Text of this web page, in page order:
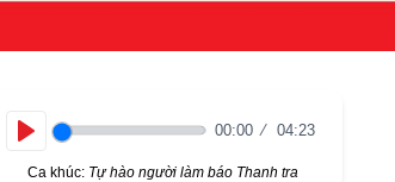
00:00 04:23
Ca khúc: Tự hào người làm báo Thanh tra